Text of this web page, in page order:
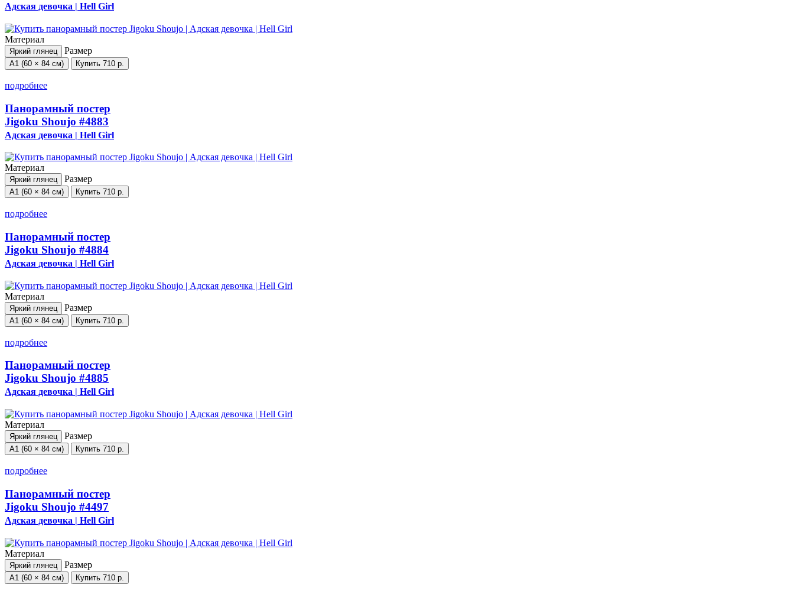
Адская девочка | Hell Girl
Материал
Яркий глянец Размер
А1 (60 × 84 см) Купить 710 р.
подробнее
Панорамный постер
Jigoku Shoujo #4883
Адская девочка | Hell Girl
Материал
Яркий глянец Размер
А1 (60 × 84 см) Купить 710 р.
подробнее
Панорамный постер
Jigoku Shoujo #4884
Адская девочка | Hell Girl
Материал
Яркий глянец Размер
А1 (60 × 84 см) Купить 710 р.
подробнее
Панорамный постер
Jigoku Shoujo #4885
Адская девочка | Hell Girl
Материал
Яркий глянец Размер
А1 (60 × 84 см) Купить 710 р.
подробнее
Панорамный постер
Jigoku Shoujo #4497
Адская девочка | Hell Girl
Материал
Яркий глянец Размер
А1 (60 × 84 см) Купить 710 р.